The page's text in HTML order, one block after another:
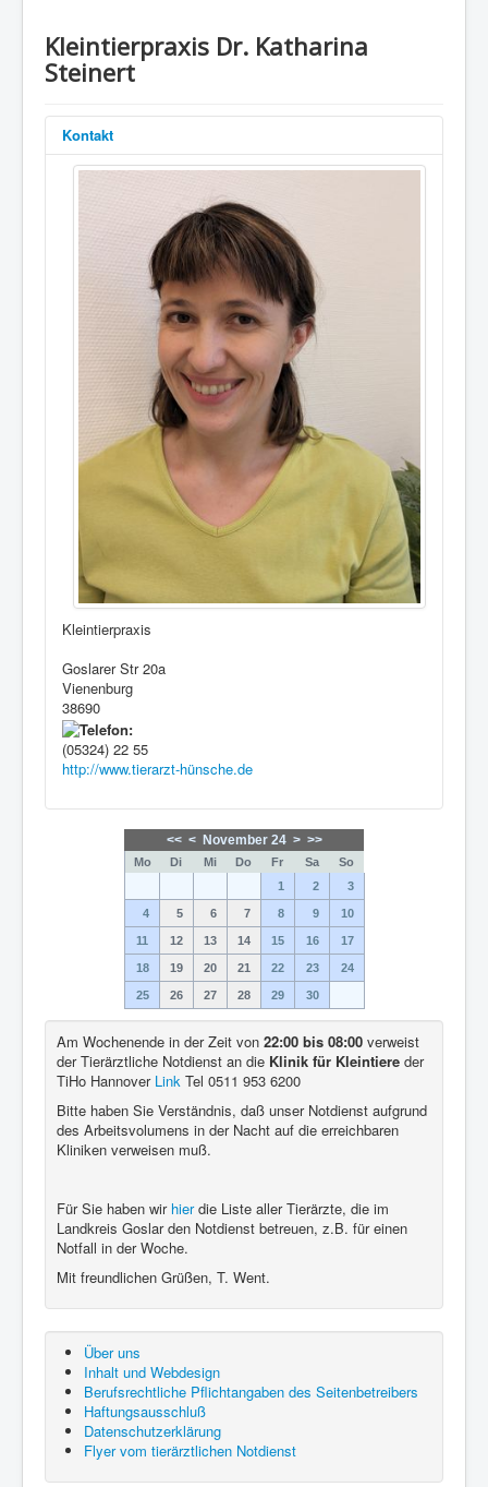
Kleintierpraxis Dr. Katharina
Steinert
Kontakt
Kleintierpraxis
Goslarer Str 20a
Vienenburg
38690
(05324) 22 55
http://www.tierarzt-hünsche.de
<< < November 24 > >>
Mo Di Mi Do Fr Sa
So
1
2 3
4 5 6 7 8 9 10
11 12 13 14 15 16 17
18 19 20 21 22 23 24
25 26 27 28 29 30
Am Wochenende in der Zeit von 22:00 bis 08:00 verweist
der Tierärztliche Notdienst an die Klinik für Kleintiere der
TiHo Hannover Link Tel 0511 953 6200
Bitte haben Sie Verständnis, daß unser Notdienst aufgrund
des Arbeitsvolumens in der Nacht auf die erreichbaren
Kliniken verweisen muß.
Für Sie haben wir hierdie Liste aller Tierärzte, die im
Landkreis Goslar den Notdienst betreuen, z.B. für einen
Notfall in der Woche.
Mit freundlichen Grüßen, T. Went.
Über uns
Inhalt und Webdesign
Berufsrechtliche Pflichtangaben des Seitenbetreibers
Haftungsausschluß
Datenschutzerklärung
Flyer vom tierärztlichen Notdienst